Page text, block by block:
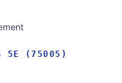
5E (75005)